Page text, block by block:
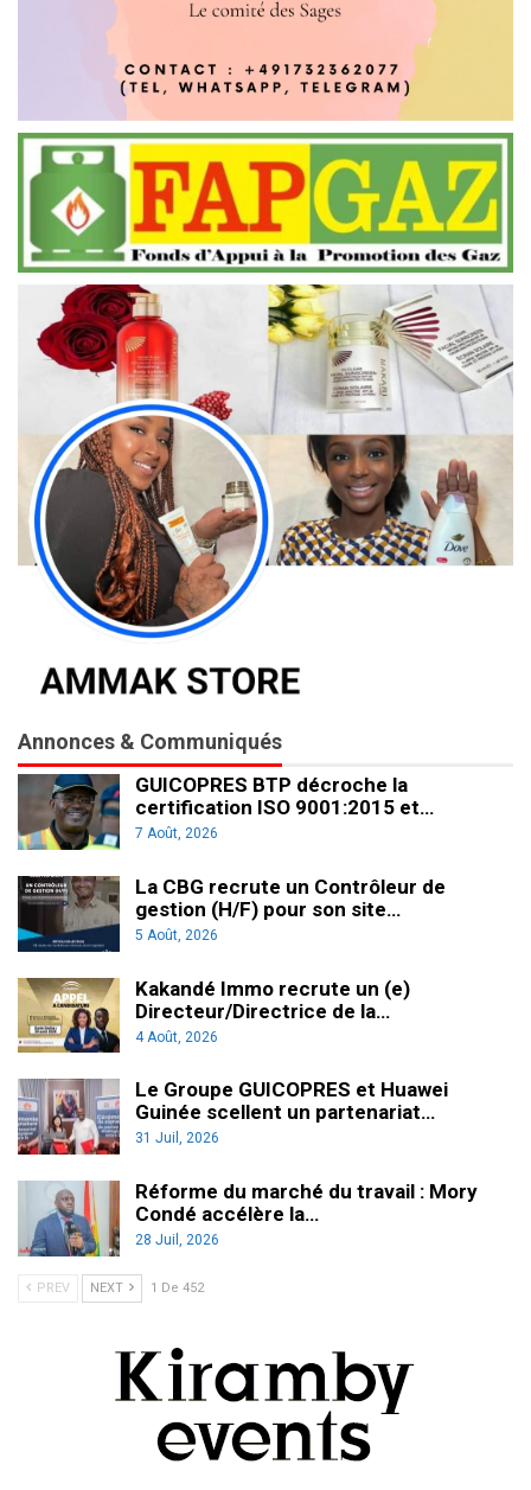
Annonces & Communiqués
GUICOPRES BTP décroche la
certification ISO 9001:2015 et…
7 Août, 2026
La CBG recrute un Contrôleur de
gestion (H/F) pour son site…
5 Août, 2026
Kakandé Immo recrute un (e)
Directeur/Directrice de la…
4 Août, 2026
Le Groupe GUICOPRES et Huawei
Guinée scellent un partenariat…
31 Juil, 2026
Réforme du marché du travail : Mory
Condé accélère la…
28 Juil, 2026
PREV NEXT 1 De 452